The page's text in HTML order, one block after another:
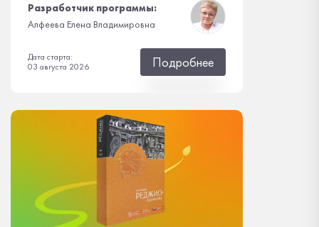
Разработчик программы:
Алфеева Елена Владимировна
Дата старта:
03 августа 2026
Подробнее